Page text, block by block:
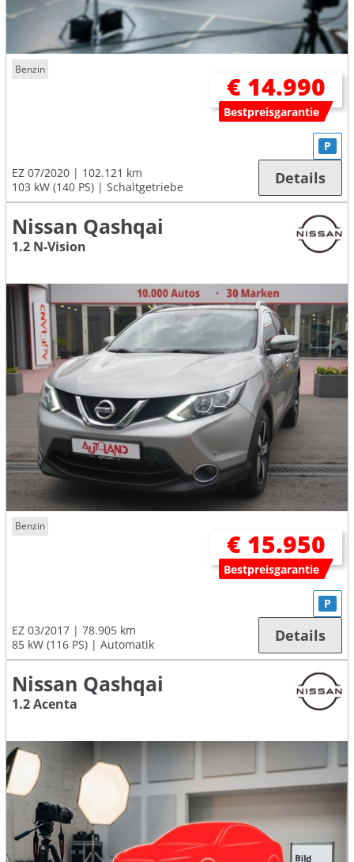
Benzin
€ 14.990
Bestpreisgarantie
EZ 07/2020
102.121 km
103 kW (140 PS)
Schaltgetriebe
P
Details
Nissan Qashqai
1.2 N-Vision
Benzin
€ 15.950
Bestpreisgarantie
EZ 03/2017
78.905 km
85 kW (116 PS)
Automatik
P
Details
Nissan Qashqai
1.2 Acenta